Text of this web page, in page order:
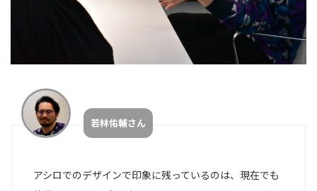
若林佑輔さん
アシロでのデザインで印象に残っているのは、現在でも